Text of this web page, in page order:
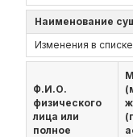
Наименование
Изменения в
Ф.И.О.
физического
лица или
полное